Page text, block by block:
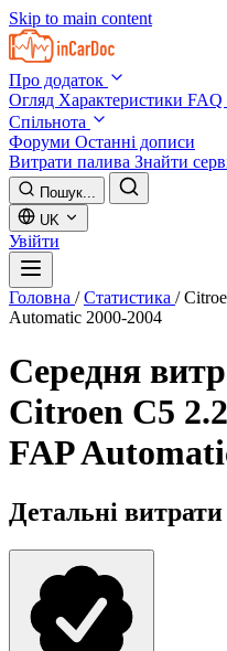
Skip to main content
Про додаток
Огляд Характеристики FAQ
Спільнота
Форуми Останні дописи
Витрати палива Знайти
Пошук...
UK
Увійти
Головна / Статистика /
Automatic 2000-2004
Середня
Citroen C5
FAP
Детальні